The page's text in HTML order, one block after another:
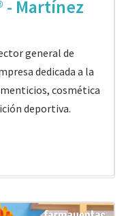
- Martínez
general de
dedicada a la
cosmética
deportiva.